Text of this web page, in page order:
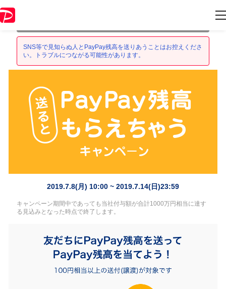
SNS等で見知らぬ人とPayPay残高を送りあうことはお控えくださ
い。トラブルにつながる可能性があります。
2019.7.8(月) 10:00 ~ 2019.7.14(日)23:59
キャンペーン期間中であっても当社付与額が合計1000万円相当に達す
る見込みとなった時点で終了します。